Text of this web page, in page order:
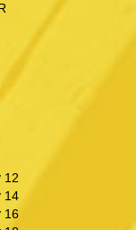
12
14
16